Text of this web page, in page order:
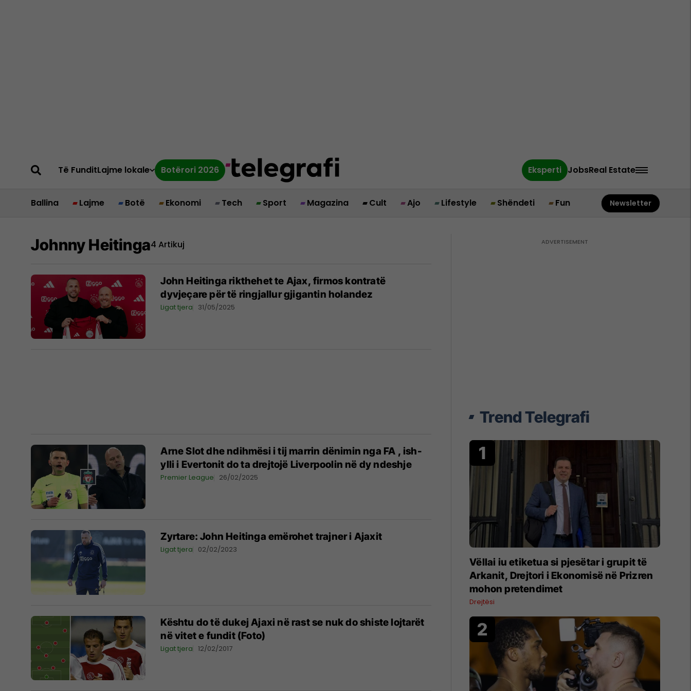
Të FunditLajme lokale Botërori 2026 Eksperti JobsReal Estate
Ballina Lajme Botë Ekonomi Tech Sport Magazina Cult Ajo Lifestyle Shëndeti Fun Newsletter
Johnny Heitinga4 Artikuj
John Heitinga rikthehet te Ajax, firmos kontratë
dyvjeçare për të ringjallur gjigantin holandez
Ligat tjera 31/05/2025
Arne Slot dhe ndihmësi i tij marrin dënimin nga FA , ish-
ylli i Evertonit do ta drejtojë Liverpoolin në dy ndeshje
Premier League 26/02/2025
Zyrtare: John Heitinga emërohet trajner i Ajaxit
Ligat tjera 02/02/2023
Kështu do të dukej Ajaxi në rast se nuk do shiste lojtarët
në vitet e fundit (Foto)
Ligat tjera 12/02/2017
Trend Telegrafi
Vëllai iu etiketua si pjesëtar i grupit të
Arkanit, Drejtori i Ekonomisë në Prizren
mohon pretendimet
Drejtësi